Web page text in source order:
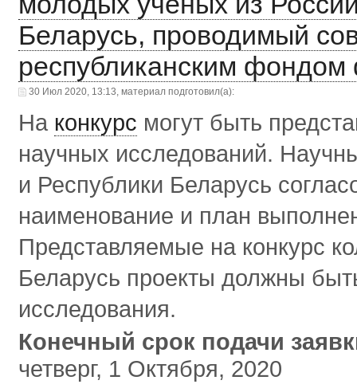
Беларусь, проводимый
республиканским
30 Июл 2020, 13:13, материал подготовил(а):
На конкурс могут быть
научных исследований.
и Республики Беларусь
наименование и план
Представляемые на конкурс
Беларусь проекты должны
исследования.
Конечный срок подачи
четверг, 1 Октября, 2020